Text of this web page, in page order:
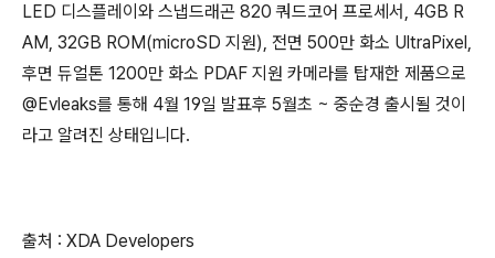
LED 디스플레이와 스냅드래곤 820 쿼드코어 프로세서, 4GB R
AM, 32GB ROM(microSD 지원), 전면 500만 화소 UltraPixel,
후면 듀얼톤 1200만 화소 PDAF 지원 카메라를 탑재한 제품으로
@Evleaks를 통해 4월 19일 발표후 5월초 ~ 중순경 출시될 것이
라고 알려진 상태입니다.
출처 : XDA Developers